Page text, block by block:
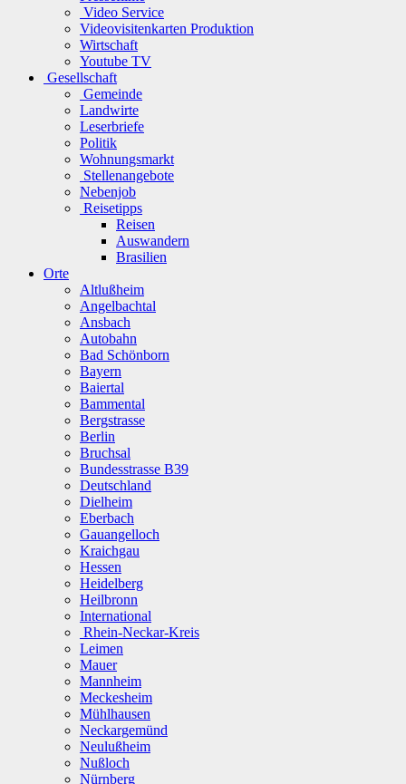
Video Service
Videovisitenkarten Produktion
Wirtschaft
Youtube TV
Gesellschaft
Gemeinde
Landwirte
Leserbriefe
Politik
Wohnungsmarkt
Stellenangebote
Nebenjob
Reisetipps
Reisen
Auswandern
Brasilien
Orte
Altlußheim
Angelbachtal
Ansbach
Autobahn
Bad Schönborn
Bayern
Baiertal
Bammental
Bergstrasse
Berlin
Bruchsal
Bundesstrasse B39
Deutschland
Dielheim
Eberbach
Gauangelloch
Kraichgau
Hessen
Heidelberg
Heilbronn
International
Rhein-Neckar-Kreis
Leimen
Mauer
Mannheim
Meckesheim
Mühlhausen
Neckargemünd
Neulußheim
Nußloch
Nürnberg